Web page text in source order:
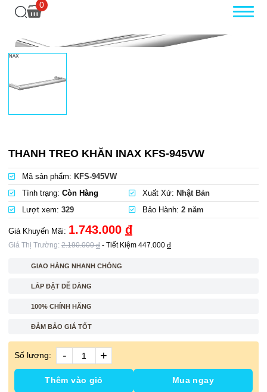
0
THANH TREO KHĂN INAX KFS-945VW
Mã sản phẩm: KFS-945VW
Tình trạng: Còn Hàng Xuất Xứ: Nhật Bản
Lượt xem: 329 Bảo Hành: 2 năm
Giá Khuyến Mãi: 1.743.000 đ
Giá Thị Trường: 2.190.000đ - Tiết Kiệm 447.000 đ
GIAO HÀNG NHANH CHÓNG
LẮP ĐẶT DỄ DÀNG
100% CHÍNH HÃNG
ĐẢM BẢO GIÁ TỐT
Số lượng: - +
Thêm vào giỏ Mua ngay